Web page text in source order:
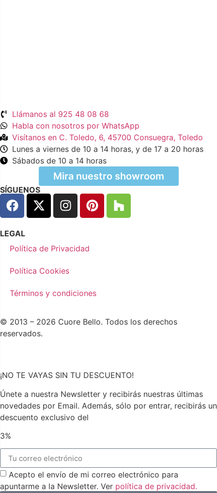
Llámanos al 925 48 08 68
Habla con nosotros por WhatsApp
Visítanos en C. Toledo, 6, 45700 Consuegra, Toledo
Lunes a viernes de 10 a 14 horas, y de 17 a 20 horas
Sábados de 10 a 14 horas
Mira nuestro showroom
SÍGUENOS
LEGAL
Política de Privacidad
Política Cookies
Términos y condiciones
© 2013 – 2026 Cuore Bello. Todos los derechos
reservados.
¡NO TE VAYAS SIN TU DESCUENTO!
Únete a nuestra Newsletter y recibirás nuestras últimas
novedades por Email. Además, sólo por entrar, recibirás un
descuento exclusivo del
3%
Acepto el envío de mi correo electrónico para
apuntarme a la Newsletter. Ver política de privacidad.